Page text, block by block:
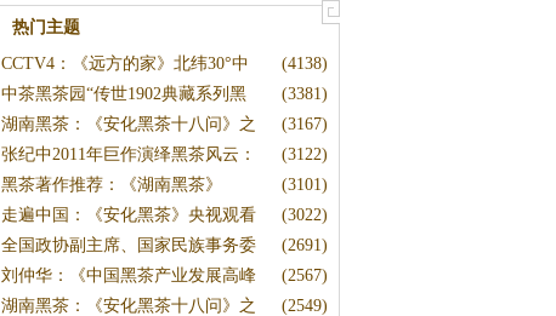
热门主题
(4138)
CCTV4：《远方的家》北纬30°中
(3381)
中茶黑茶园“传世1902典藏系列黑
(3167)
湖南黑茶：《安化黑茶十八问》之
(3122)
张纪中2011年巨作演绎黑茶风云：
(3101)
黑茶著作推荐：《湖南黑茶》
(3022)
走遍中国：《安化黑茶》央视观看
(2691)
全国政协副主席、国家民族事务委
(2567)
刘仲华：《中国黑茶产业发展高峰
(2549)
湖南黑茶：《安化黑茶十八问》之